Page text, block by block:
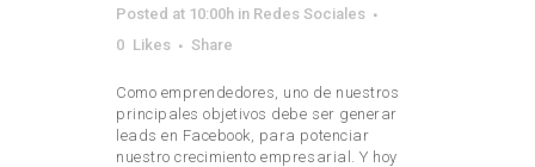
Posted at 10:00h in Redes Sociales
0 Likes Share
Como emprendedores, uno de nuestros
principales objetivos debe ser generar
leads en Facebook, para potenciar
nuestro crecimiento empresarial. Y hoy